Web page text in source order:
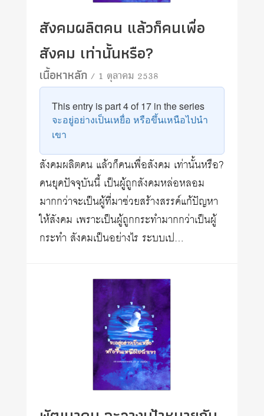
สังคมผลิตคน แล้วก็คนเพื่อ
สังคม เท่านั้นหรือ?
เนื้อหาหลัก/ 1 ตุลาคม 2538
This entry is part 4 of 17 in the series
จะอยู่อย่างเป็นเหยื่อ หรือขึ้นเหนือไปนำ
เขา
สังคมผลิตคน แล้วก็คนเพื่อสังคม เท่านั้นหรือ?
คนยุคปัจจุบันนี้ เป็นผู้ถูกสังคมหล่อหลอม
มากกว่าจะเป็นผู้ที่มาช่วยสร้างสรรค์แก้ปัญหา
ให้สังคม เพราะเป็นผู้ถูกกระทำมากกว่าเป็นผู้
กระทำ สังคมเป็นอย่างไร ระบบเป…